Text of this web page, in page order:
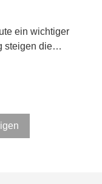
ein wichtiger
steigen die…